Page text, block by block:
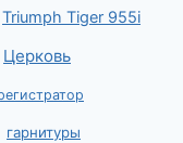
Triumph Tiger 955i
Церковь
гарнитуры